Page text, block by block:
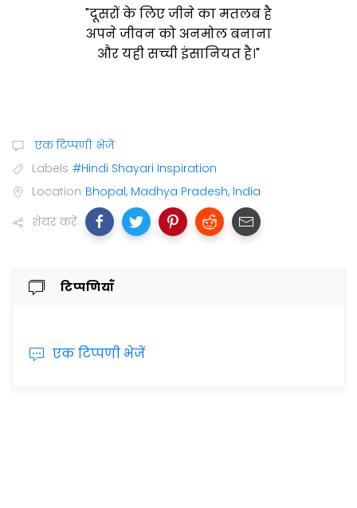
"दूसरों के लिए जीने का मतलब है
अपने जीवन को अनमोल बनाना
और यही सच्ची इंसानियत है।"
एक टिप्पणी भेजें
Labels #Hindi Shayari Inspiration
Location Bhopal, Madhya Pradesh, India
शेयर करें
टिप्पणियाँ
एक टिप्पणी भेजें